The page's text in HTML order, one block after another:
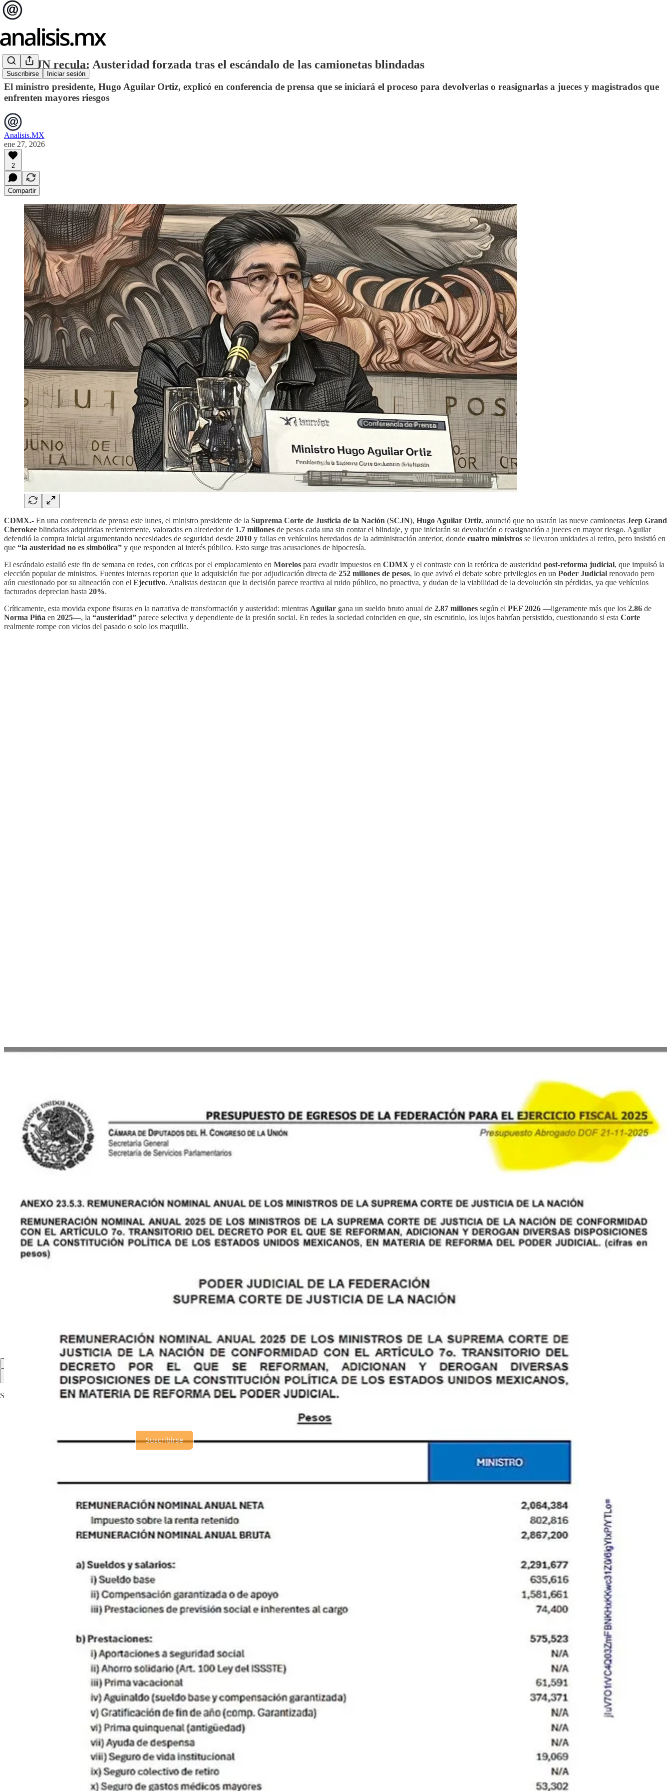
Suscribirse Iniciar sesión
La SCJN recula: Austeridad forzada tras el escándalo de las camionetas blindadas
El ministro presidente, Hugo Aguilar Ortiz, explicó en conferencia de prensa que se iniciará el proceso para devolverlas o reasignarlas a jueces y magistrados que
enfrenten mayores riesgos
Analisis.MX
ene 27, 2026
2
Compartir
CDMX.- En una conferencia de prensa este lunes, el ministro presidente de la Suprema Corte de Justicia de la Nación (SCJN), Hugo Aguilar Ortiz, anunció que no usarán las nueve camionetas Jeep Grand
Cherokee blindadas adquiridas recientemente, valoradas en alrededor de 1.7 millones de pesos cada una sin contar el blindaje, y que iniciarán su devolución o reasignación a jueces en mayor riesgo. Aguilar
defendió la compra inicial argumentando necesidades de seguridad desde 2010 y fallas en vehículos heredados de la administración anterior, donde cuatro ministros se llevaron unidades al retiro, pero insistió en
que “la austeridad no es simbólica” y que responden al interés público. Esto surge tras acusaciones de hipocresía.
El escándalo estalló este fin de semana en redes, con críticas por el emplacamiento en Morelos para evadir impuestos en CDMX y el contraste con la retórica de austeridad post-reforma judicial, que impulsó la
elección popular de ministros. Fuentes internas reportan que la adquisición fue por adjudicación directa de 252 millones de pesos, lo que avivó el debate sobre privilegios en un Poder Judicial renovado pero
aún cuestionado por su alineación con el Ejecutivo. Analistas destacan que la decisión parece reactiva al ruido público, no proactiva, y dudan de la viabilidad de la devolución sin pérdidas, ya que vehículos
facturados deprecian hasta 20%.
Críticamente, esta movida expone fisuras en la narrativa de transformación y austeridad: mientras Aguilar gana un sueldo bruto anual de 2.87 millones según el PEF 2026 —ligeramente más que los 2.86 de
Norma Piña en 2025—, la “austeridad” parece selectiva y dependiente de la presión social. En redes la sociedad coinciden en que, sin escrutinio, los lujos habrían persistido, cuestionando si esta Corte
realmente rompe con vicios del pasado o solo los maquilla.
Último Debates
Sin posts
Suscribirse